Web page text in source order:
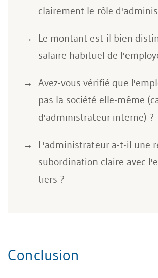
clairement le rôle
Le montant est-il bien
salaire habituel de
Avez-vous vérifié que
pas la société elle-même
d'administrateur interne) ?
L'administrateur a-t-il une
subordination claire avec
tiers ?
Conclusion